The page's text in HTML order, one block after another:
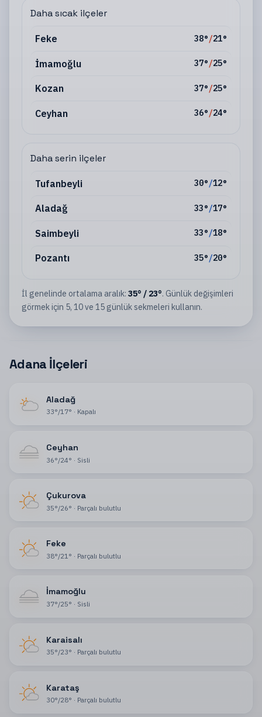
Daha sıcak ilçeler
Feke 38°/21°
İmamoğlu 37°/25°
Kozan 37°/25°
Ceyhan 36°/24°
Daha serin ilçeler
Tufanbeyli 30°/12°
Aladağ 33°/17°
Saimbeyli 33°/18°
Pozantı 35°/20°
İl genelinde ortalama aralık: 35° / 23°. Günlük değişimleri
görmek için 5, 10 ve 15 günlük sekmeleri kullanın.
Adana İlçeleri
Aladağ
33°/17° · Kapalı
Ceyhan
36°/24° · Sisli
Çukurova
35°/26° · Parçalı bulutlu
Feke
38°/21 ° · Parçalı bulutlu
İmamoğlu
37°/25° · Sisli
Karaisalı
35°/23° · Parçalı bulutlu
Karataş
30°/28° · Parçalı bulutlu